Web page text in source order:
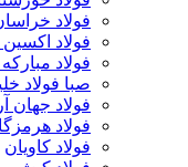
فولاد
فولاد
فولاد
صبا فولاد
فولاد جهان آرا
فولاد
فولاد کاویان